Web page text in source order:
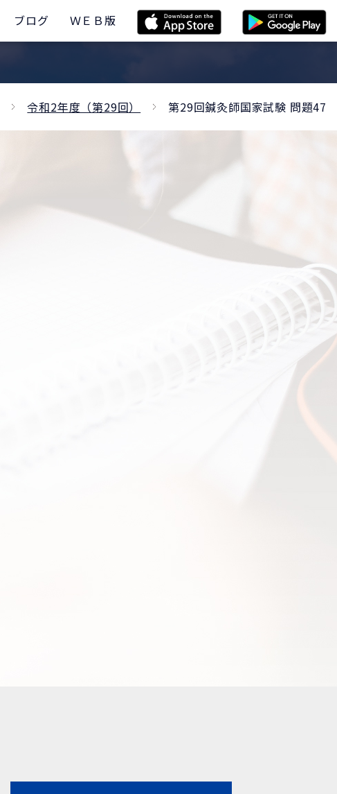
ブログ ＷＥＢ版
令和2年度（第29回） 第29回鍼灸師国家試験 問題47